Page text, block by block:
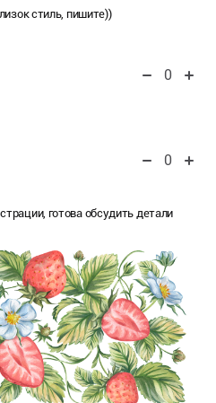
стиль, пишите))
0
0
готова обсудить детали